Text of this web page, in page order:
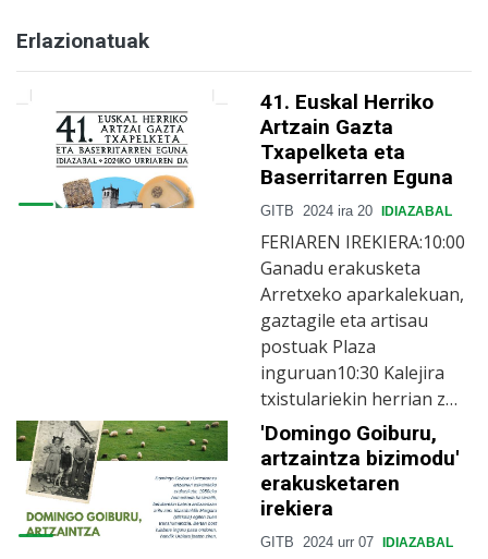
Erlazionatuak
41. Euskal Herriko
Artzain Gazta
Txapelketa eta
Baserritarren Eguna
GITB 2024 ira 20 IDIAZABAL
FERIAREN IREKIERA:10:00
Ganadu erakusketa
Arretxeko aparkalekuan,
gaztagile eta artisau
postuak Plaza
inguruan10:30 Kalejira
txistulariekin herrian z…
'Domingo Goiburu,
artzaintza bizimodu'
erakusketaren
irekiera
GITB 2024 urr 07 IDIAZABAL